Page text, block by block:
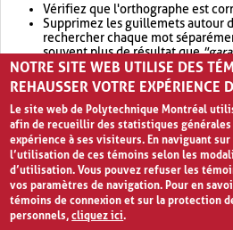
Vérifiez que l'orthographe est
Supprimez les guillemets autour
rechercher chaque mot
souvent plus de résultat que
Envisagez d'élargir votre
retournera souvent plus de
NOTRE SITE WEB UTILISE DES
REHAUSSER VOTRE EXPÉRIENCE
Le site web de Polytechnique Montréal
afin de recueillir des statistiques
expérience à ses visiteurs. En naviguant
l’utilisation de ces témoins selon les
d’utilisation. Vous pouvez refuser les
vos paramètres de navigation. Pour en
témoins de connexion et sur la protection
personnels,cliquez ici.